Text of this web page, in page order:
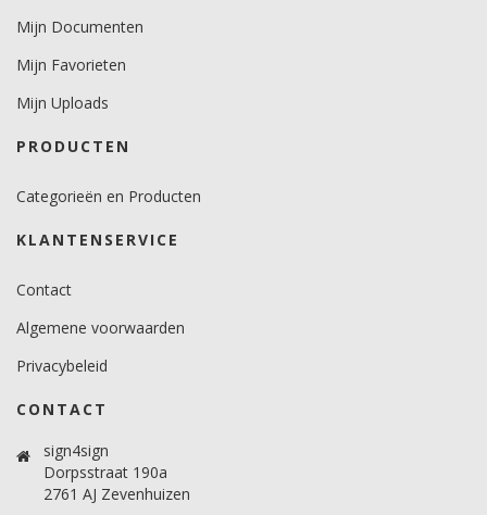
Mijn Documenten
Mijn Favorieten
Mijn Uploads
PRODUCTEN
Categorieën en Producten
KLANTENSERVICE
Contact
Algemene voorwaarden
Privacybeleid
CONTACT
sign4sign
Dorpsstraat 190a
2761 AJ Zevenhuizen